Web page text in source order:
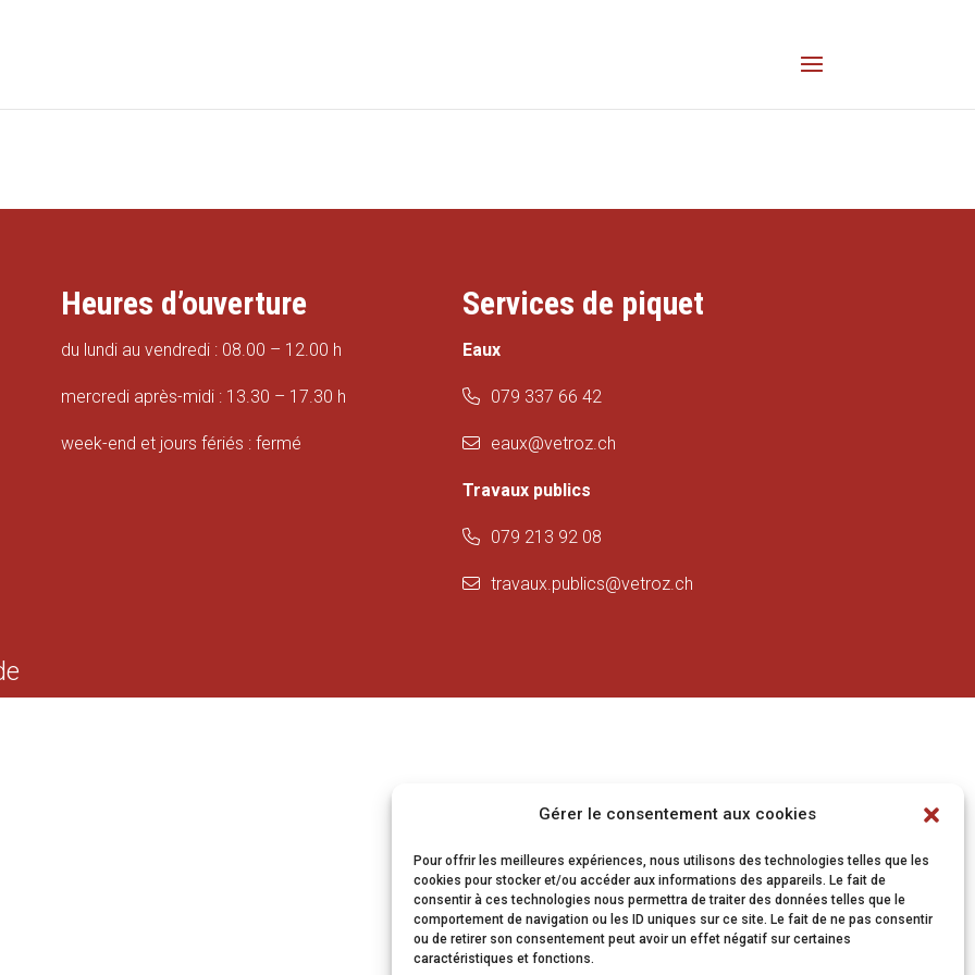
Gérer le consentement aux cookies
Pour offrir les meilleures expériences, nous utilisons des technologies telles que les
cookies pour stocker et/ou accéder aux informations des appareils. Le fait de
consentir à ces technologies nous permettra de traiter des données telles que le
comportement de navigation ou les ID uniques sur ce site. Le fait de ne pas consentir
ou de retirer son consentement peut avoir un effet négatif sur certaines
caractéristiques et fonctions.
Heures d’ouverture
du lundi au vendredi : 08.00 – 12.00 h
mercredi après-midi : 13.30 – 17.30 h
week-end et jours fériés : fermé
Services de piquet
Eaux
079 337 66 42
eaux@vetroz.ch
Travaux publics
079 213 92 08
travaux.publics@vetroz.ch